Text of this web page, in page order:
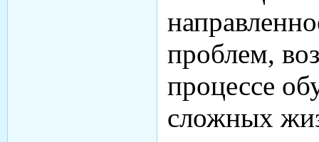
проблем,
процессе
сложных